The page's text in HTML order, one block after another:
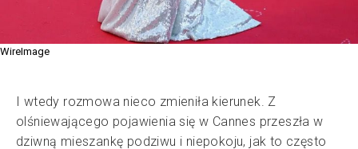
WireImage
I wtedy rozmowa nieco zmieniła kierunek. Z
olśniewającego pojawienia się w Cannes przeszła w
dziwną mieszankę podziwu i niepokoju, jak to często